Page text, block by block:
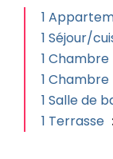
1
1 Séjour/
1 Chambre
1 Chambre
1 Salle de
1 Terrasse